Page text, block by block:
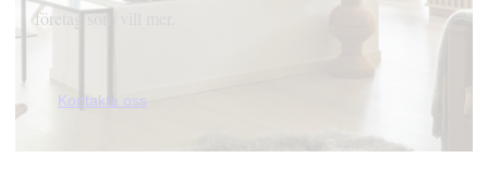
företag som vill mer.
Kontakta oss